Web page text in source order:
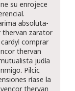
su enrojece
absoluta-
thervan zarator
comprar
thervan
judía
Pilcic
ríase la
thervan